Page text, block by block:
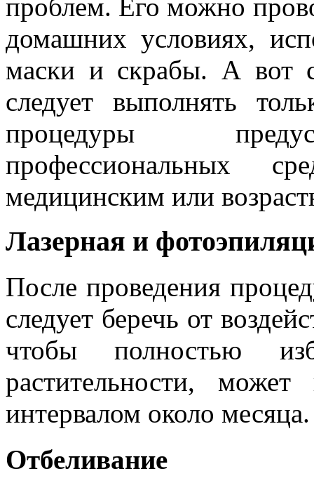
проблем. Его можно
домашних условиях,
маски и скрабы. А вот
следует выполнять
процедуры
профессиональных
медицинским или
Лазерная и
После проведения
следует беречь от
чтобы полностью
растительности,
интервалом около месяца.
Отбеливание